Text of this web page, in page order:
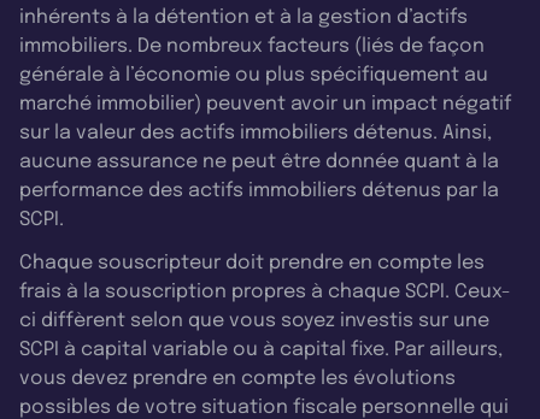
inhérents à la détention et à la gestion d’actifs
immobiliers. De nombreux facteurs (liés de façon
générale à l’économie ou plus spécifiquement au
marché immobilier) peuvent avoir un impact négatif
sur la valeur des actifs immobiliers détenus. Ainsi,
aucune assurance ne peut être donnée quant à la
performance des actifs immobiliers détenus par la
SCPI.
Chaque souscripteur doit prendre en compte les
frais à la souscription propres à chaque SCPI. Ceux-
ci diffèrent selon que vous soyez investis sur une
SCPI à capital variable ou à capital fixe. Par ailleurs,
vous devez prendre en compte les évolutions
possibles de votre situation fiscale personnelle qui